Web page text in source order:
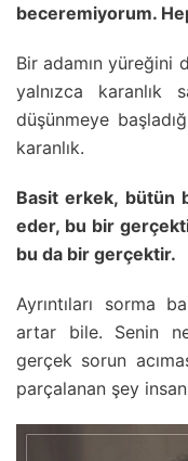
beceremiyorum.
Bir adamın yüreğini
yalnızca karanlık
düşünmeye
karanlık.
Basit erkek, bütün
eder, bu bir
bu da bir gerçektir.
Ayrıntıları sorma
artar bile. Senin
gerçek sorun
parçalanan şey